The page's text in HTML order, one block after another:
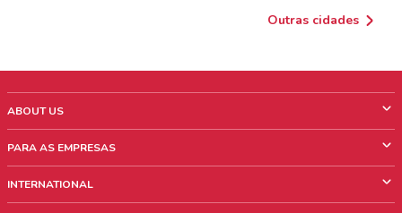
Outras cidades
ABOUT US
Quem Somos
PARA AS EMPRESAS
Informações comerciais
INTERNATIONAL